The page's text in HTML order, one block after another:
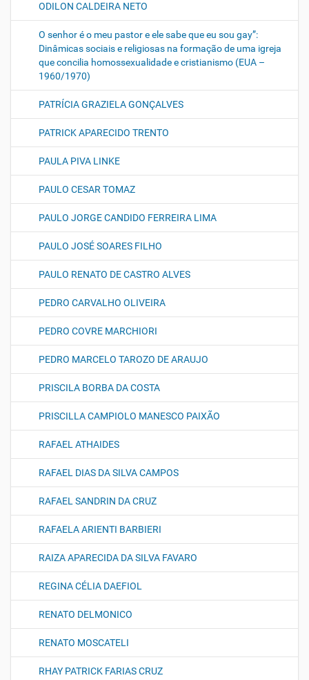
ODILON CALDEIRA NETO
O senhor é o meu pastor e ele sabe que eu sou gay”:
Dinâmicas sociais e religiosas na formação de uma igreja
que concilia homossexualidade e cristianismo (EUA –
1960/1970)
PATRÍCIA GRAZIELA GONÇALVES
PATRICK APARECIDO TRENTO
PAULA PIVA LINKE
PAULO CESAR TOMAZ
PAULO JORGE CANDIDO FERREIRA LIMA
PAULO JOSÉ SOARES FILHO
PAULO RENATO DE CASTRO ALVES
PEDRO CARVALHO OLIVEIRA
PEDRO COVRE MARCHIORI
PEDRO MARCELO TAROZO DE ARAUJO
PRISCILA BORBA DA COSTA
PRISCILLA CAMPIOLO MANESCO PAIXÃO
RAFAEL ATHAIDES
RAFAEL DIAS DA SILVA CAMPOS
RAFAEL SANDRIN DA CRUZ
RAFAELA ARIENTI BARBIERI
RAIZA APARECIDA DA SILVA FAVARO
REGINA CÉLIA DAEFIOL
RENATO DELMONICO
RENATO MOSCATELI
RHAY PATRICK FARIAS CRUZ